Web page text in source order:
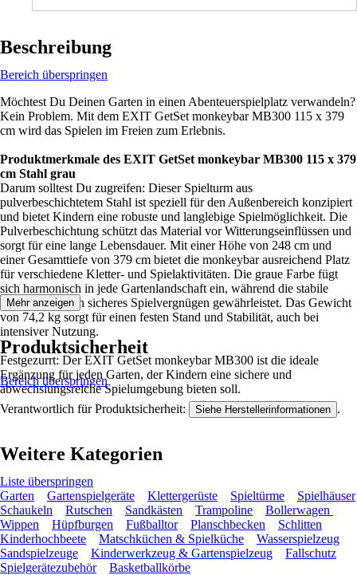
Beschreibung
Bereich überspringen
Möchtest Du Deinen Garten in einen Abenteuerspielplatz verwandeln?
Kein Problem. Mit dem EXIT GetSet monkeybar MB300 115 x 379
cm wird das Spielen im Freien zum Erlebnis.
Produktmerkmale des EXIT GetSet monkeybar MB300 115 x 379
cm Stahl grau
Darum solltest Du zugreifen: Dieser Spielturm aus
pulverbeschichtetem Stahl ist speziell für den Außenbereich konzipiert
und bietet Kindern eine robuste und langlebige Spielmöglichkeit. Die
Pulverbeschichtung schützt das Material vor Witterungseinflüssen und
sorgt für eine lange Lebensdauer. Mit einer Höhe von 248 cm und
einer Gesamttiefe von 379 cm bietet die monkeybar ausreichend Platz
für verschiedene Kletter- und Spielaktivitäten. Die graue Farbe fügt
sich harmonisch in jede Gartenlandschaft ein, während die stabile
Konstruktion ein sicheres Spielvergnügen gewährleistet. Das Gewicht
von 74,2 kg sorgt für einen festen Stand und Stabilität, auch bei
intensiver Nutzung.
Festgezurrt: Der EXIT GetSet monkeybar MB300 ist die ideale
Ergänzung für jeden Garten, der Kindern eine sichere und
abwechslungsreiche Spielumgebung bieten soll.
Mehr anzeigen
Produktsicherheit
Bereich überspringen
Verantwortlich für Produktsicherheit: Siehe Herstellerinformationen .
Weitere Kategorien
Liste überspringen
Garten
Gartenspielgeräte Klettergerüste Spieltürme
Spielhäuser
Schaukeln
Rutschen Sandkästen Trampoline
Bollerwagen
Wippen
Hüpfburgen Fußballtor Planschbecken
Schlitten
Kinderhochbeete
Matschküchen & Spielküche
Wasserspielzeug
Sandspielzeuge
Kinderwerkzeug & Gartenspielzeug
Fallschutz
Spielgerätezubehör
Basketballkörbe